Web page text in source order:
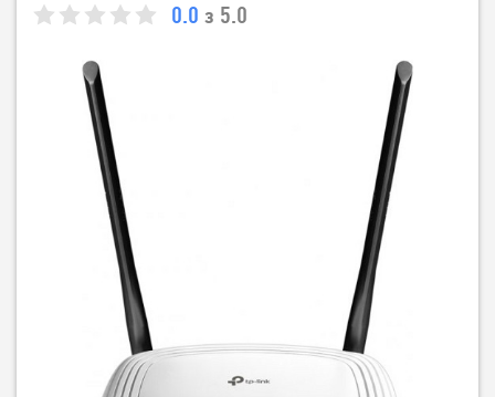
0.0 з 5.0